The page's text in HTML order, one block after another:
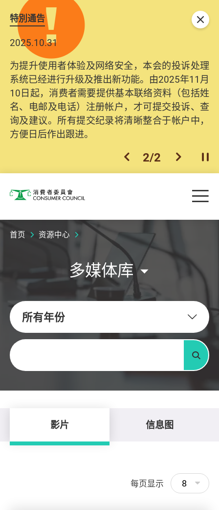
特別通告
2025.10.31
为提升使用者体验及网络安全，本会的投诉处理
系统已经进行升级及推出新功能。由2025年11月
10日起，消费者需要提供基本联络资料（包括姓
名、电邮及电话）注册帐户，才可提交投诉、查
询及建议。所有提交纪录将清晰整合于帐户中，
方便日后作出跟进。
上一个
2/2 下一个开
关闭
消费者委员会 目
首页 资源中心
多媒体库
所有年份
关键字
搜寻
影片 信息图
每页显示 8